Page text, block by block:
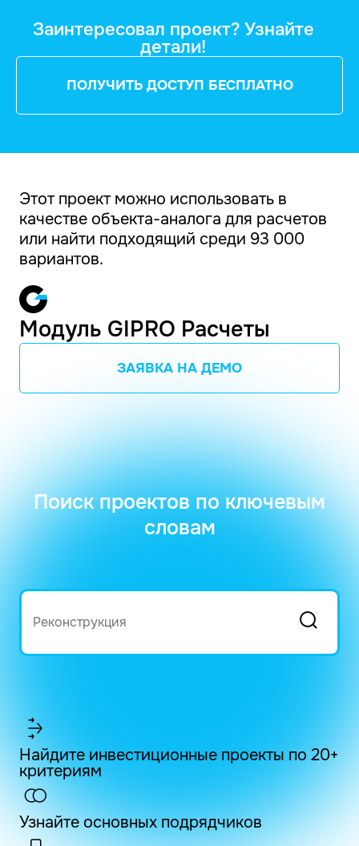
Заинтересовал проект? Узнайте
детали!
ПОЛУЧИТЬ ДОСТУП БЕСПЛАТНО
Этот проект можно использовать в
качестве объекта-аналога для расчетов
или найти подходящий среди 93 000
вариантов.
Модуль GIPRO Расчеты
ЗАЯВКА НА ДЕМО
Поиск проектов по ключевым
словам
Найдите инвестиционные проекты по 20+
критериям
Узнайте основных подрядчиков